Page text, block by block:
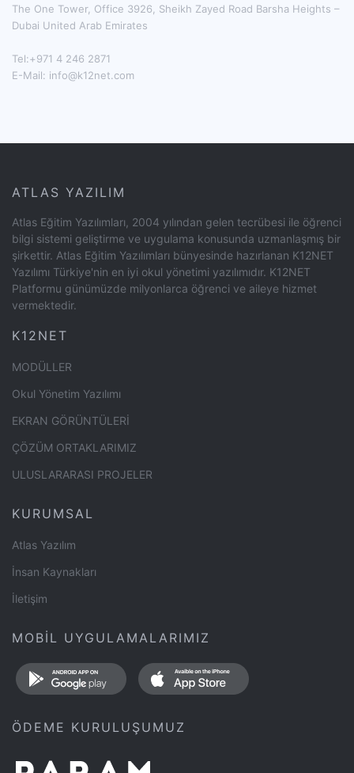
The One Tower, Office 3926, Sheikh Zayed Road Barsha Heights –
Dubai United Arab Emirates
Tel:+971 4 246 2871
E-Mail: info@k12net.com
ATLAS YAZILIM
Atlas Eğitim Yazılımları, 2004 yılından gelen tecrübesi ile öğrenci
bilgi sistemi geliştirme ve uygulama konusunda uzmanlaşmış bir
şirkettir. Atlas Eğitim Yazılımları bünyesinde hazırlanan K12NET
Yazılımı Türkiye'nin en iyi okul yönetimi yazılımıdır. K12NET
Platformu günümüzde milyonlarca öğrenci ve aileye hizmet
vermektedir.
K12NET
MODÜLLER
Okul Yönetim Yazılımı
EKRAN GÖRÜNTÜLERİ
ÇÖZÜM ORTAKLARIMIZ
ULUSLARARASI PROJELER
KURUMSAL
Atlas Yazılım
İnsan Kaynakları
İletişim
MOBİL UYGULAMALARIMIZ
ÖDEME KURULUŞUMUZ